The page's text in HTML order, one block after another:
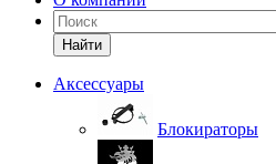
Найти
Аксессуары
Блокираторы